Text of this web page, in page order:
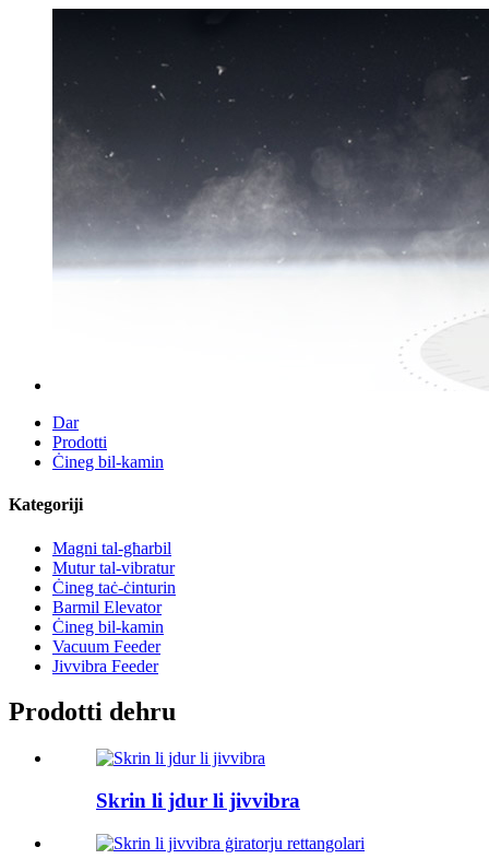
Dar
Prodotti
Ċineg bil-kamin
Kategoriji
Magni tal-għarbil
Mutur tal-vibratur
Ċineg taċ-ċinturin
Barmil Elevator
Ċineg bil-kamin
Vacuum Feeder
Jivvibra Feeder
Prodotti dehru
Skrin li jdur li jivvibra